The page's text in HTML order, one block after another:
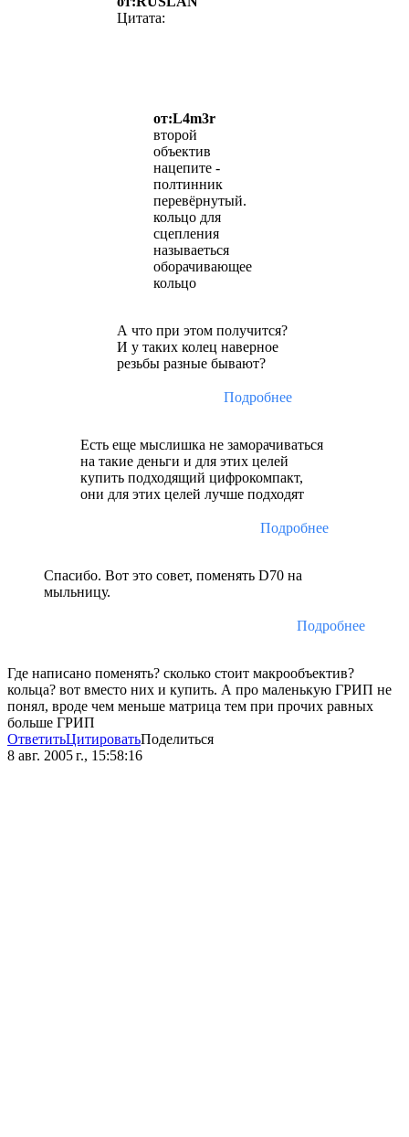
Цитата:
от:L4m3r
второй
объектив
нацепите -
полтинник
перевёрнутый.
кольцо для
сцепления
называеться
оборачивающее
кольцо
А что при этом получится?
И у таких колец наверное
резьбы разные бывают?
Подробнее
Есть еще мыслишка не заморачиваться
на такие деньги и для этих целей
купить подходящий цифрокомпакт,
они для этих целей лучше подходят
Подробнее
Спасибо. Вот это совет, поменять D70 на
мыльницу.
Подробнее
Где написано поменять? сколько стоит макрообъектив?
кольца? вот вместо них и купить. А про маленькую ГРИП не
понял, вроде чем меньше матрица тем при прочих равных
больше ГРИП
ОтветитьЦитироватьПоделиться
8 авг. 2005 г., 15:58:16